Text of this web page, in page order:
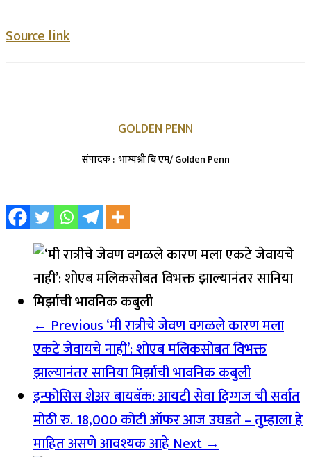
Source link
GOLDEN PENN
संपादक : भाग्यश्री बि एम/ Golden Penn
← Previous‘मी रात्रीचे जेवण वगळले कारण मला
एकटे जेवायचे नाही’: शोएब मलिकसोबत विभक्त
झाल्यानंतर सानिया मिर्झाची भावनिक कबुली
इन्फोसिस शेअर बायबॅक: आयटी सेवा दिग्गज ची सर्वात
मोठी रु. 18,000 कोटी ऑफर आज उघडते – तुम्हाला हे
माहित असणे आवश्यक आहेNext →